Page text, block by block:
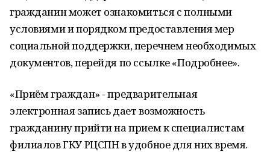
гражданин может ознакомиться с полными
условиями и порядком предоставления мер
социальной поддержки, перечнем необходимых
документов, перейдя по ссылке «Подробнее».
«Приём граждан» - предварительная
электронная запись дает возможность
гражданину прийти на прием к специалистам
филиалов ГКУ РЦСПН в удобное для них время.